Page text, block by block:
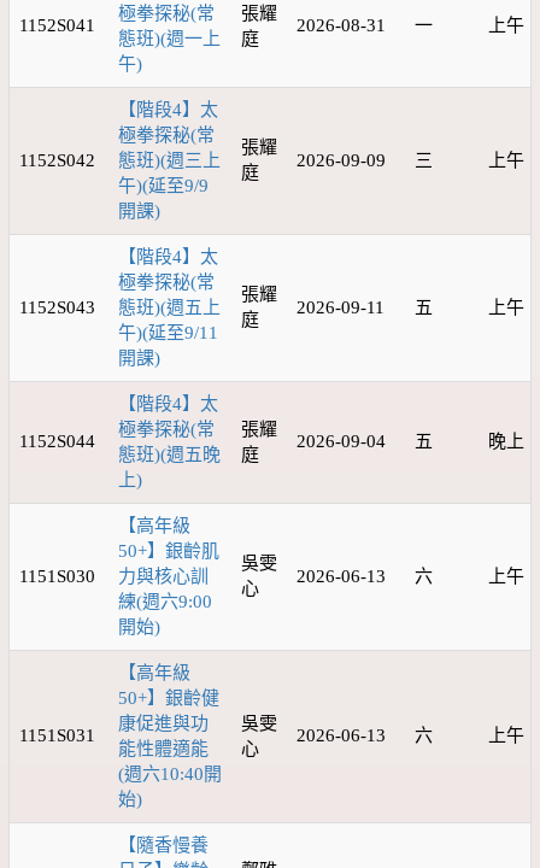
1152S041
極拳探秘(常
態班)(週一上
午)
張耀
庭
2026-08-31 一 上午
1152S042
【階段4】太
極拳探秘(常
態班)(週三上
午)(延至9/9
開課)
張耀
庭
2026-09-09 三 上午
1152S043
【階段4】太
極拳探秘(常
態班)(週五上
午)(延至9/11
開課)
張耀
庭
2026-09-11 五 上午
1152S044
【階段4】太
極拳探秘(常
態班)(週五晚
上)
張耀
庭
2026-09-04 五 晚上
1151S030
【高年級
50+】銀齡肌
力與核心訓
練(週六9:00
開始)
吳雯
心
2026-06-13 六 上午
1151S031
【高年級
50+】銀齡健
康促進與功
能性體適能
(週六10:40開
始)
吳雯
心
2026-06-13 六 上午
【隨香慢養